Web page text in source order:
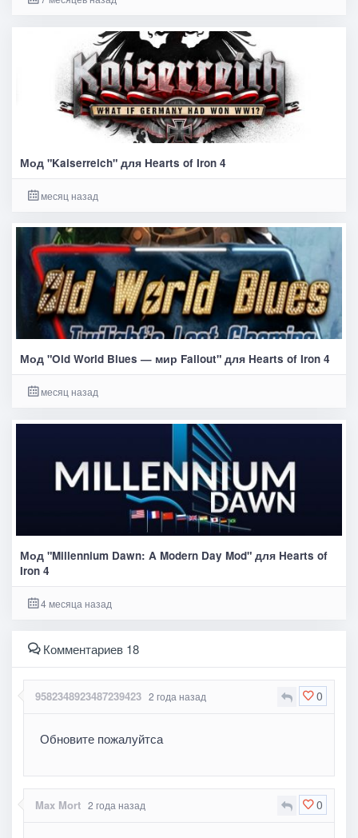
Мод "Kaiserreich" для Hearts of Iron 4
месяц назад
Мод "Old World Blues — мир Fallout" для Hearts of Iron 4
месяц назад
Мод "Millennium Dawn: A Modern Day Mod" для Hearts of
Iron 4
4 месяца назад
Комментариев 18
0
9582348923487239423 2 года назад
Обновите пожалуйтса
0
Max Mort 2 года назад